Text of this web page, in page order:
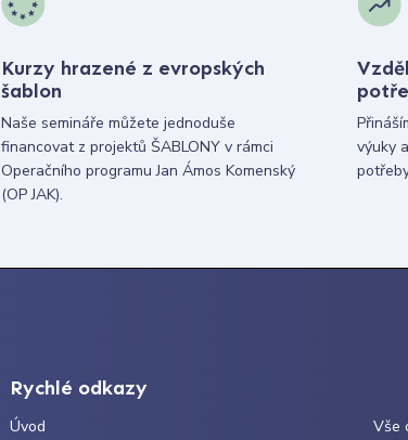
Kurzy hrazené z evropských
šablon
Naše semináře můžete jednoduše
financovat z projektů ŠABLONY v rámci
Operačního programu Jan Ámos Komenský
(OP JAK).
výuky
Rychlé odkazy
Úvod Vše